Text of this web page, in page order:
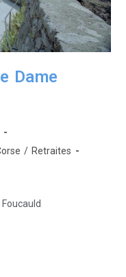
Dame
/ Retraites